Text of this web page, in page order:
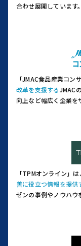
合わせ展開しています。
「JMAC食品産業コン
改革を支援するJMAC
向上など幅広く企業を
「TPMオンライン」
善に役立つ情報を提供
ゼンの事例やノウハウ